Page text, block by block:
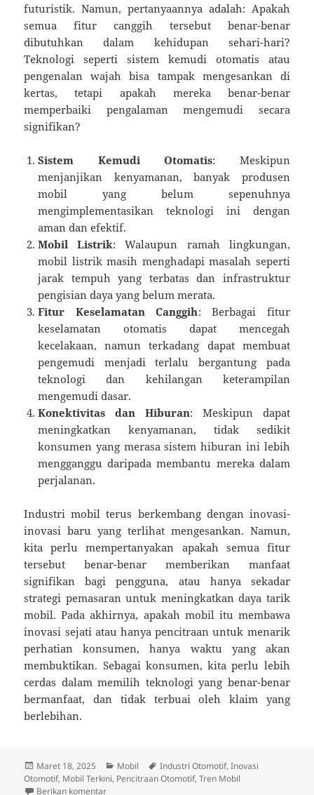
futuristik. Namun, pertanyaannya adalah: Apakah
semua fitur canggih tersebut benar-benar
dibutuhkan dalam kehidupan sehari-hari?
Teknologi seperti sistem kemudi otomatis atau
pengenalan wajah bisa tampak mengesankan di
kertas, tetapi apakah mereka benar-benar
memperbaiki pengalaman mengemudi secara
signifikan?
Sistem Kemudi Otomatis: Meskipun
menjanjikan kenyamanan, banyak produsen
mobil yang belum sepenuhnya
mengimplementasikan teknologi ini dengan
aman dan efektif.
Mobil Listrik: Walaupun ramah lingkungan,
mobil listrik masih menghadapi masalah seperti
jarak tempuh yang terbatas dan infrastruktur
pengisian daya yang belum merata.
Fitur Keselamatan Canggih: Berbagai fitur
keselamatan otomatis dapat mencegah
kecelakaan, namun terkadang dapat membuat
pengemudi menjadi terlalu bergantung pada
teknologi dan kehilangan keterampilan
mengemudi dasar.
Konektivitas dan Hiburan: Meskipun dapat
meningkatkan kenyamanan, tidak sedikit
konsumen yang merasa sistem hiburan ini lebih
mengganggu daripada membantu mereka dalam
perjalanan.
Industri mobil terus berkembang dengan inovasi-
inovasi baru yang terlihat mengesankan. Namun,
kita perlu mempertanyakan apakah semua fitur
tersebut benar-benar memberikan manfaat
signifikan bagi pengguna, atau hanya sekadar
strategi pemasaran untuk meningkatkan daya tarik
mobil. Pada akhirnya, apakah mobil itu membawa
inovasi sejati atau hanya pencitraan untuk menarik
perhatian konsumen, hanya waktu yang akan
membuktikan. Sebagai konsumen, kita perlu lebih
cerdas dalam memilih teknologi yang benar-benar
bermanfaat, dan tidak terbuai oleh klaim yang
berlebihan.
Diposkan
pada
Maret 18, 2025 Kategori
Mobil Tag
Industri Otomotif,Inovasi
Otomotif, Mobil Terkini, Pencitraan Otomotif,Tren Mobil
Berikan komentaruntuk Mobil: Inovasi Atau Cuma Pencitraan Buat